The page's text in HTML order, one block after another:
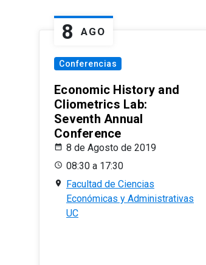
8 AGO
Conferencias
Economic History and
Cliometrics Lab:
Seventh Annual
Conference
8 de Agosto de 2019
08:30 a 17:30
Facultad de Ciencias
Económicas y Administrativas
UC